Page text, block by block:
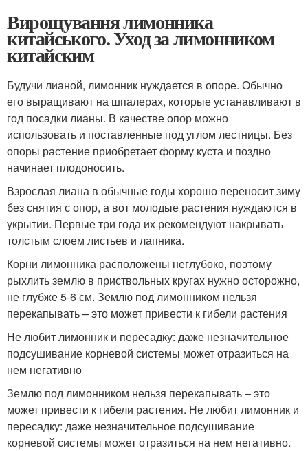
Вирощування лимонника
китайського. Уход за лимонником
китайским
Будучи лианой, лимонник нуждается в опоре. Обычно
его выращивают на шпалерах, которые устанавливают в
год посадки лианы. В качестве опор можно
использовать и поставленные под углом лестницы. Без
опоры растение приобретает форму куста и поздно
начинает плодоносить.
Взрослая лиана в обычные годы хорошо переносит зиму
без снятия с опор, а вот молодые растения нуждаются в
укрытии. Первые три года их рекомендуют накрывать
толстым слоем листьев и лапника.
Корни лимонника расположены неглубоко, поэтому
рыхлить землю в приствольных кругах нужно осторожно,
не глубже 5-6 см. Землю под лимонником нельзя
перекапывать – это может привести к гибели растения
Не любит лимонник и пересадку: даже незначительное
подсушивание корневой системы может отразиться на
нем негативно
Землю под лимонником нельзя перекапывать – это
может привести к гибели растения. Не любит лимонник и
пересадку: даже незначительное подсушивание
корневой системы может отразиться на нем негативно.